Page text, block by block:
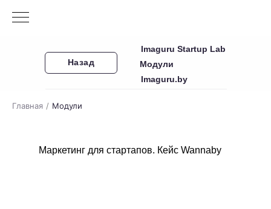
Imaguru Startup Lab
Назад
Модули
Imaguru.by
Главная / Модули
Маркетинг для стартапов. Кейс Wannaby